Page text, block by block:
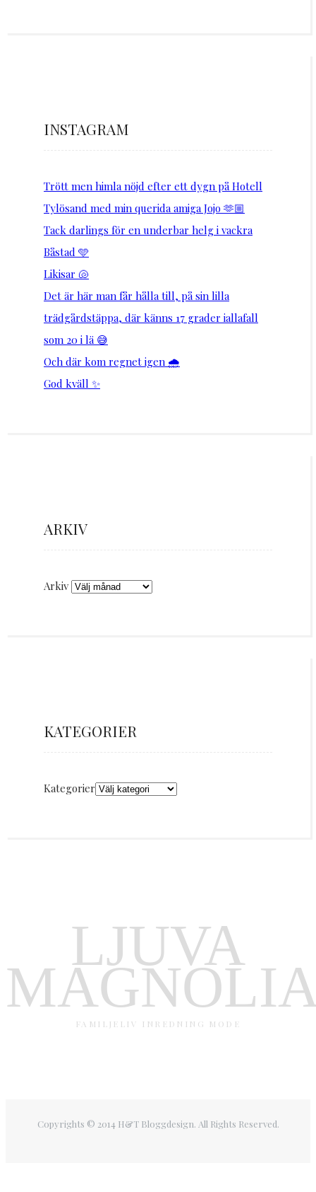
INSTAGRAM
Trött men himla nöjd efter ett dygn på Hotell
Tylösand med min querida amiga Jojo 🫶🏼
Tack darlings för en underbar helg i vackra
Båstad 🩵
Likisar 🐚
Det är här man får hålla till, på sin lilla
trädgårdstäppa, där känns 17 grader iallafall
som 20 i lä 😅
Och där kom regnet igen 🌧️
God kväll ✨
ARKIV
Arkiv
KATEGORIER
Kategorier
LJUVA
FAMILJELIV INREDNING MODE
Copyrights © 2014 H&T Bloggdesign. All Rights Reserved.